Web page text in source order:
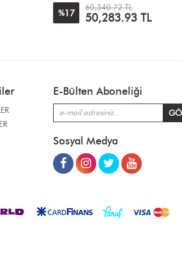
%20
22,627.77 TL
18,102.21 TL
E-Bülten Aboneliği
Sosyal Medya